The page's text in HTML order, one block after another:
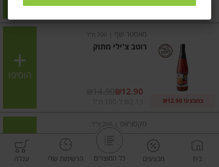
מאסטר שף 700 מ"ל
רוטב צ'ילי מתוק
₪12.90
במבצע! ₪12.90
הוסיפו
מקסצ'אפ 700 מ"ל
רוטב צ'ילי מתוק
בית מבצעים כל המוצרים הרשימות שלי עגלה